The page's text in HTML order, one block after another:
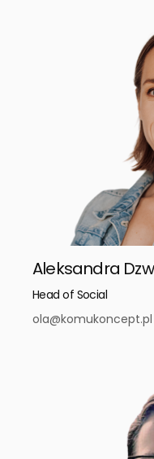
Aleksandra
Head of Social
ola@komukoncept.pl